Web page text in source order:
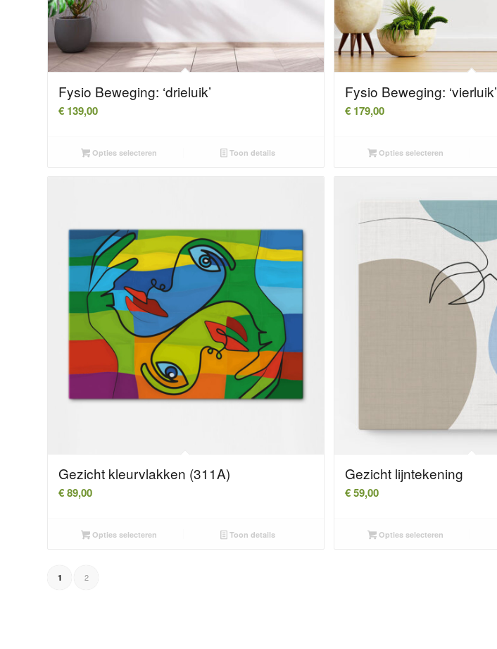
Fysio Beweging: ‘drieluik’
€ 139,00
Opties selecteren Toon details
Fysio Beweging: ‘vierluik’
€179,00
Opties selecteren
Gezicht kleurvlakken (311A)
€89,00
Opties selecteren Toon details
Gezicht lijntekening
€59,00
Opties selecteren
1 2